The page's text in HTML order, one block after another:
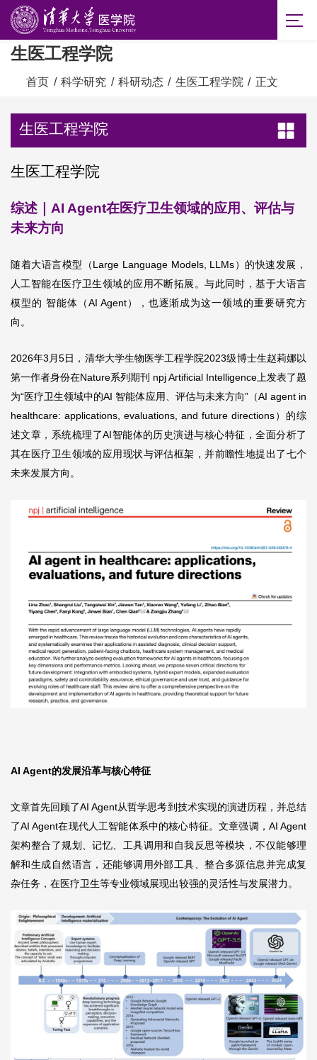
生医工程学院
首页 / 科学研究 / 科研动态 / 生医工程学院 / 正文
生医工程学院
生医工程学院
综述｜AI Agent在医疗卫生领域的应用、评估与
未来方向
随着大语言模型（Large Language Models, LLMs）的快速发展，
人工智能在医疗卫生领域的应用不断拓展。与此同时，基于大语言
模型的 智能体 （AI Agent），也逐渐成为这一领域的重要研究方
向。
2026年3月5日，清华大学生物医学工程学院2023级博士生赵莉娜以
第一作者身份在Nature系列期刊 npj Artificial Intelligence上发表了题
为“医疗卫生领域中的AI 智能体应用、评估与未来方向”（AI agent in
healthcare: applications, evaluations, and future directions）的综
述文章，系统梳理了AI智能体的历史演进与核心特征，全面分析了
其在医疗卫生领域的应用现状与评估框架，并前瞻性地提出了七个
未来发展方向。
AI Agent的发展沿革与核心特征
文章首先回顾了AI Agent从哲学思考到技术实现的演进历程，并总结
了AI Agent在现代人工智能体系中的核心特征。文章强调，AI Agent
架构整合了规划、记忆、工具调用和自我反思等模块，不仅能够理
解和生成自然语言，还能够调用外部工具、整合多源信息并完成复
杂任务，在医疗卫生等专业领域展现出较强的灵活性与发展潜力。